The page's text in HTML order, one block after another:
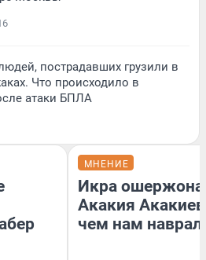
пострадавших грузили в
Что происходило в
атаки БПЛА
МНЕНИЕ
Икра
Акакия
чем нам